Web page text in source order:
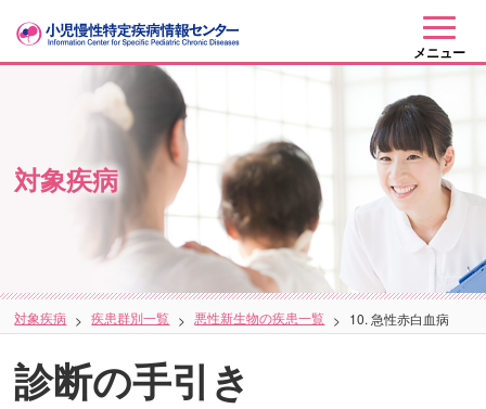
メニュー
対象疾病
対象疾病 疾患群別一覧 悪性新生物の疾患一覧 10. 急性赤白血病
診断の手引き